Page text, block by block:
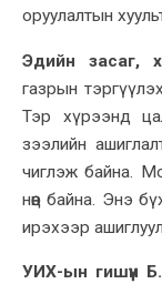
оруулалтын
Эдийн засаг,
газрын
Тэр хүрээнд
зээлийн
чиглэж байна.
нөөц байна. Энэ
ирэхээр
УИХ-ын гишүүн